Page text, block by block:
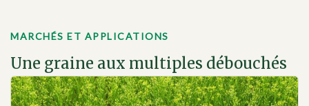
MARCHÉS ET APPLICATIONS
Une graine aux multiples débouchés